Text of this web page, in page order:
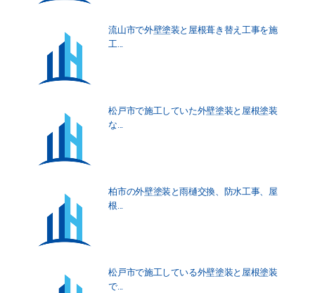
流山市で外壁塗装と屋根葺き替え工事を施
工...
松戸市で施工していた外壁塗装と屋根塗装
な...
柏市の外壁塗装と雨樋交換、防水工事、屋
根...
松戸市で施工している外壁塗装と屋根塗装
で...